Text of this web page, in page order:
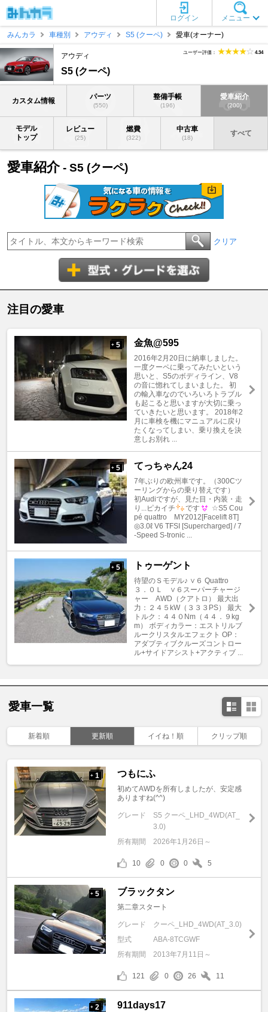
メニュー
ログイン
みんカラ
車種別 アウディ S5 (クーペ) 愛車(オーナー)
アウディ
S5 (クーペ)
ユーザー評価： 4.34
カスタム情報 パーツ
(550)
整備手帳
(196)
愛車紹介
(200)
モデル
トップ
レビュー
(25)
燃費
(322)
中古車
(18)
すべて
愛車紹介- S5 (クーペ)
クリア
注目の愛車
+ 5 金魚@595
2016年2月20日に納車しました。
一度クーペに乗ってみたいという
思いと、S5のボディライン、V8
の音に惚れてしまいました。 初
の輸入車なのでいろいろトラブル
も起こると思いますが大切に乗っ
ていきたいと思います。 2018年2
月に車検を機にマニュアルに戻り
たくなってしまい、乗り換えを決
意しお別れ ...
+ 5 てっちゃん24
7年ぶりの欧州車です。（300Cツ
ーリングからの乗り替えです）
初Audiですが、見た目・内装・走
り...ピカイチ
です
☆S5 Cou
pé quattro MY2012[Facelift 8T]
◎3.0ℓ V6 TFSI [Supercharged] / 7
-Speed S-tronic ...
+ 5 トゥーゲント
待望のＳモデル♪ ∨６ Quattro
３．０Ｌ ∨６スーパーチャージ
ャー AWD（クアトロ） 最大出
力：２４５kW（３３３PS） 最大
トルク：４４０Nm（４４．９kg
m） ボディカラー：エストリルブ
ルークリスタルエフェクト OP：
アダプティブクルーズコントロー
ル+サイドアシスト+アクティブ ...
愛車一覧
新着順 更新順 イイね！順 クリップ順
+ 1 つもにふ
初めてAWDを所有しましたが、安定感
ありますね(^^)
グレード
S5 クーペ_LHD_4WD(AT_
3.0)
所有期間
2026年1月26日～
10 0 0 5
+ 5 ブラックタン
第二章スタート
グレード
クーペ_LHD_4WD(AT_3.0)
型式
ABA-8TCGWF
所有期間
2013年7月11日～
121 0 26 11
+ 2 911days17